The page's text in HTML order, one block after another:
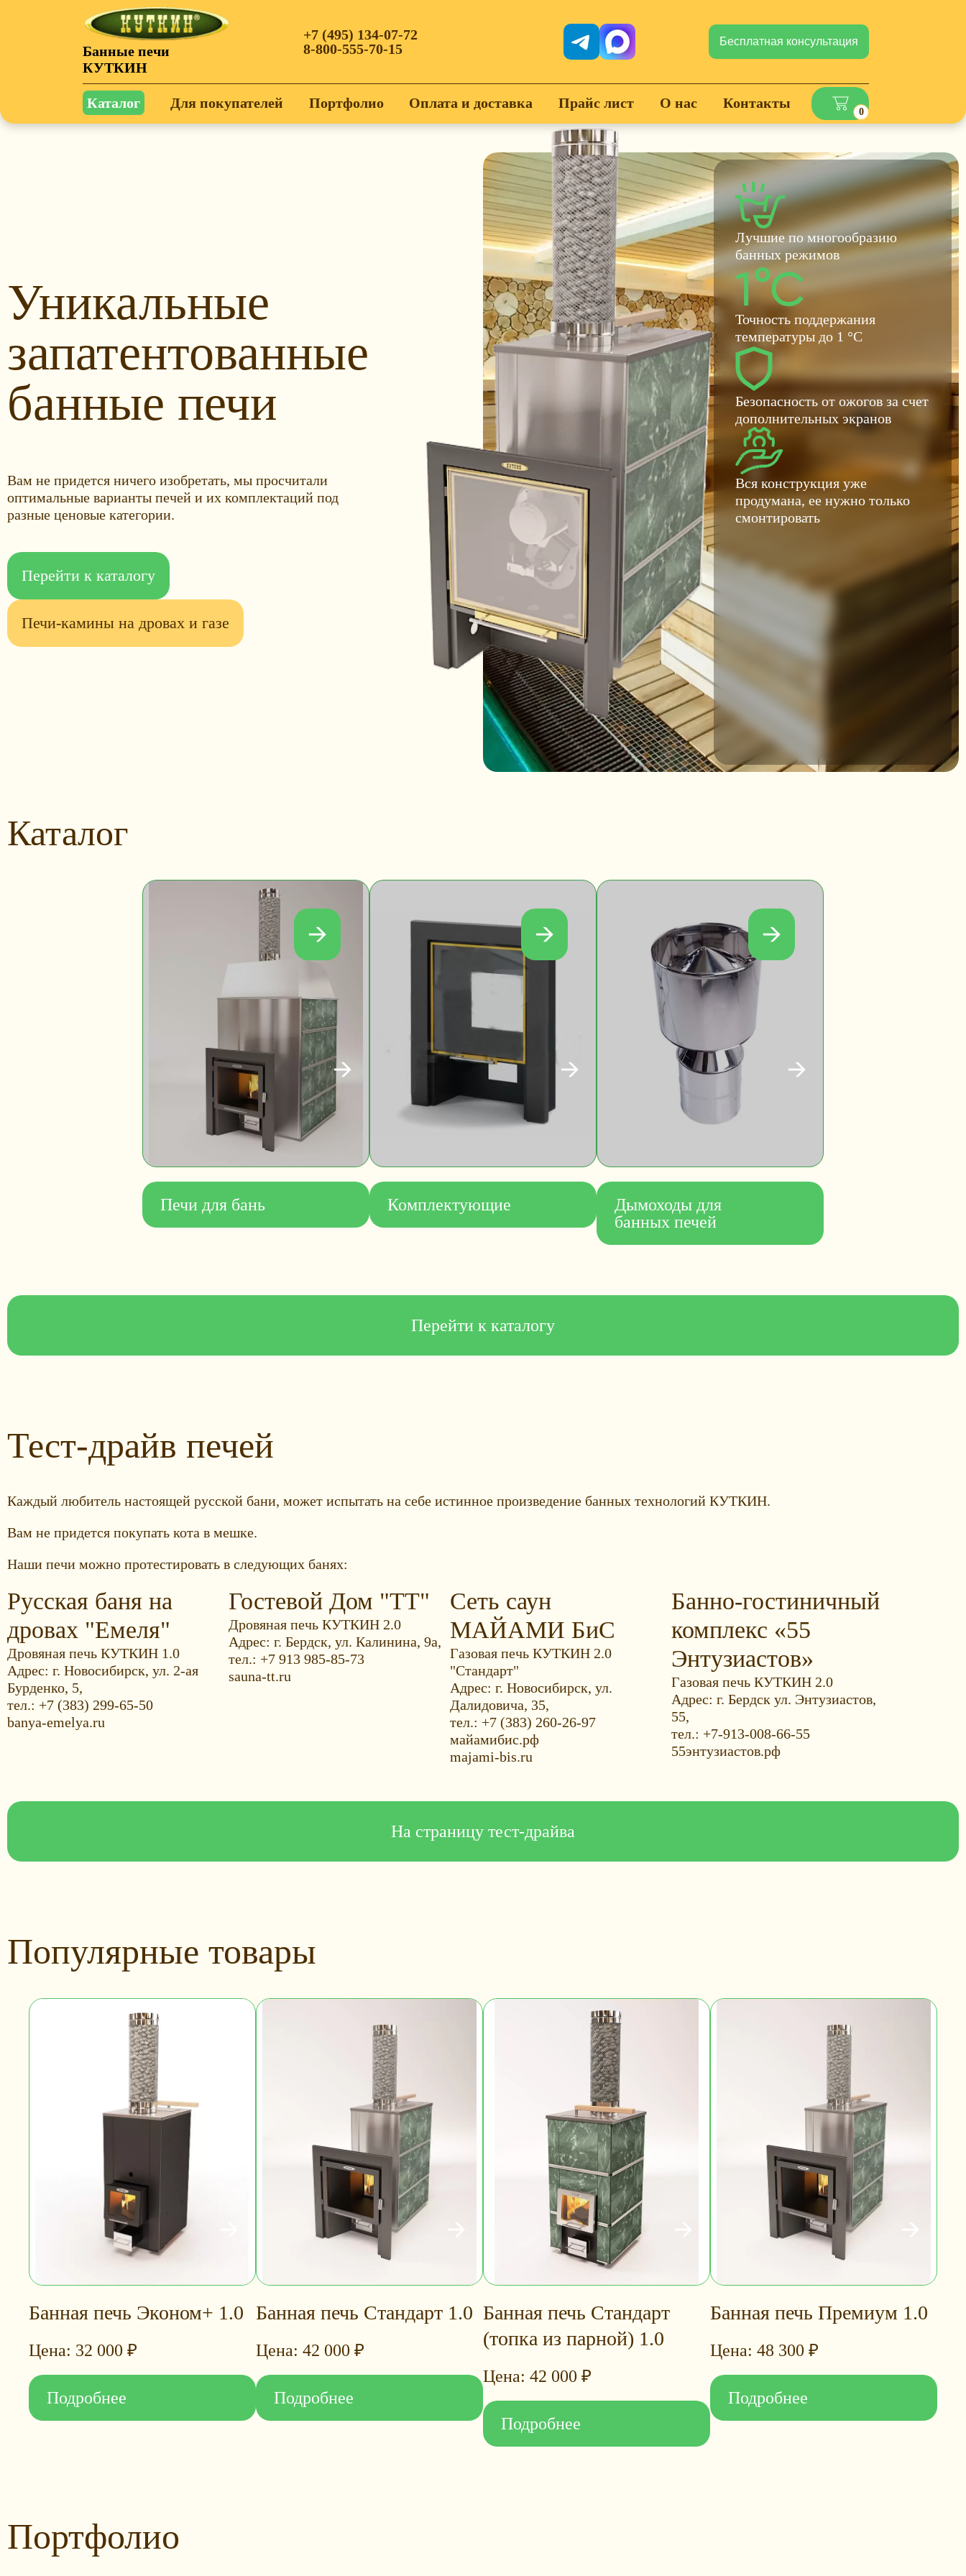
Банные печи
КУТКИН
+7 (495) 134-07-72
8-800-555-70-15
Бесплатная консультация
Каталог Для покупателей Портфолио Оплата и доставка Прайс лист О нас Контакты
0
Уникальные
запатентованные
банные печи
Вам не придется ничего изобретать, мы просчитали
оптимальные варианты печей и их комплектаций под
разные ценовые категории.
Перейти к каталогу
Печи-камины на дровах и газе
Лучшие по многообразию
банных режимов
Точность поддержания
температуры до 1 °C
Безопасность от ожогов за счет
дополнительных экранов
Вся конструкция уже
продумана, ее нужно только
смонтировать
Каталог
Печи для бань Комплектующие
Дымоходы для
банных печей
Перейти к каталогу
Тест-драйв печей
Каждый любитель настоящей русской бани, может испытать на себе истинное произведение банных технологий КУТКИН.
Вам не придется покупать кота в мешке.
Наши печи можно протестировать в следующих банях:
Русская баня на
дровах "Емеля"
Дровяная печь КУТКИН 1.0
Адрес: г. Новосибирск, ул. 2-ая
Бурденко, 5,
тел.: +7 (383) 299-65-50
banya-emelya.ru
Гостевой Дом "ТТ"
Дровяная печь КУТКИН 2.0
Адрес: г. Бердск, ул. Калинина, 9а,
тел.: +7 913 985-85-73
sauna-tt.ru
Сеть саун
МАЙАМИ БиС
Газовая печь КУТКИН 2.0
"Стандарт"
Адрес: г. Новосибирск, ул.
Далидовича, 35,
тел.: +7 (383) 260-26-97
майамибис.рф
majami-bis.ru
Банно-гостиничный
комплекс «55
Энтузиастов»
Газовая печь КУТКИН 2.0
Адрес: г. Бердск ул. Энтузиастов,
55,
тел.: +7-913-008-66-55
55энтузиастов.рф
На страницу тест-драйва
Популярные товары
Банная печь Эконом+ 1.0
32 000 ₽
Подробнее
Банная печь Стандарт 1.0
42 000 ₽
Подробнее
Банная печь Стандарт
(топка из парной) 1.0
42 000 ₽
Подробнее
Банная печь Премиум 1.0
48 300 ₽
Подробнее
Портфолио